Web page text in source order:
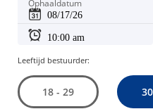
Ophaaldatum
Leeftijd bestuurder:
18 - 29